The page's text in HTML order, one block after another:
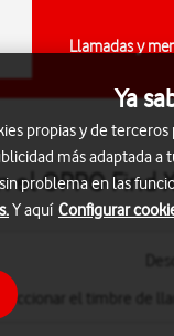
Llamadas y
OPPO Find
el timbre de
Ya
propias y de
más adaptada a
problema en las
Y aquí Configurar